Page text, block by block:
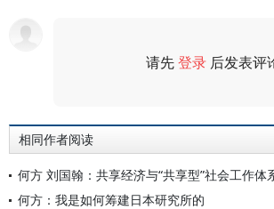
请先登录 后发表评
相同作者阅读
何方 刘国翰：共享经济与“共享型”社会工作体
何方：我是如何筹建日本研究所的